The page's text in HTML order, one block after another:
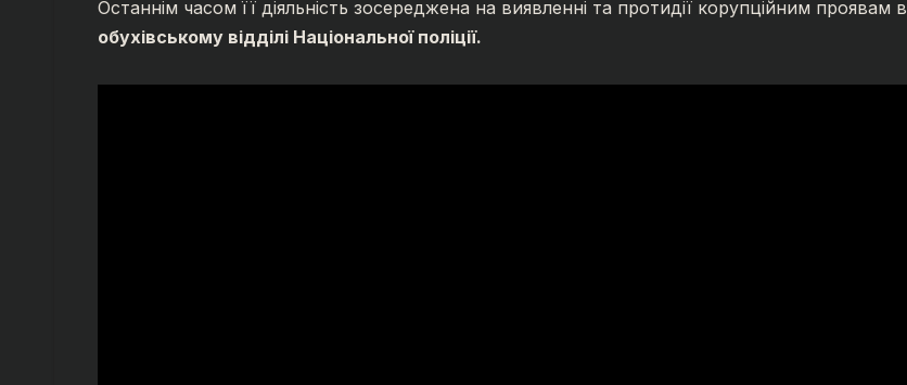
Останнім часом її діяльність зосереджена на виявленні та протидії корупційним проявам в
обухівському відділі Національної поліції.